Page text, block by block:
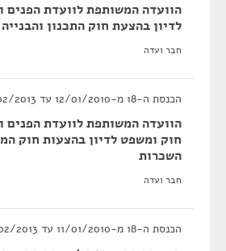
הוועדה המשותפת לוועדת הפנים
לדיון בהצעת חוק התכנון והבנייה
חבר ועדה
הכנסת ה-18 מ-12/01/2010 עד 05/02/2013
הוועדה המשותפת לוועדת הפנים
חוק ומשפט לדיון בהצעות חוק
השכרות
חבר ועדה
הכנסת ה-18 מ-11/01/2010 עד 05/02/2013